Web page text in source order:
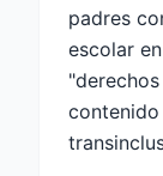
padres
escolar